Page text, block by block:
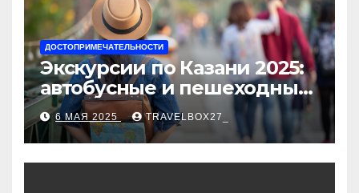
ДОСТОПРИМЕЧАТЕЛЬНОСТИ
Экскурсии по Казани 2025:
автобусные и пешеходные
туры от туроператора
«Казан360»
6 МАЯ 2025 TRAVELBOX27_